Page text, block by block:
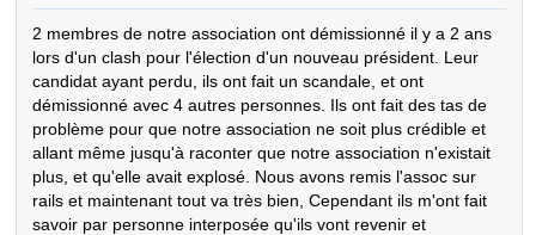
2 membres de notre association ont démissionné il y a 2 ans
lors d'un clash pour l'élection d'un nouveau président. Leur
candidat ayant perdu, ils ont fait un scandale, et ont
démissionné avec 4 autres personnes. Ils ont fait des tas de
problème pour que notre association ne soit plus crédible et
allant même jusqu'à raconter que notre association n'existait
plus, et qu'elle avait explosé. Nous avons remis l'assoc sur
rails et maintenant tout va très bien, Cependant ils m'ont fait
savoir par personne interposée qu'ils vont revenir et